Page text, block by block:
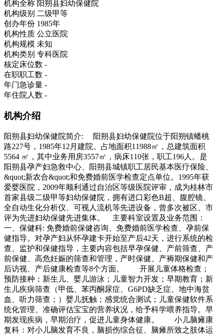
机构全称 阳朔县妇幼保健院
机构级别 二级甲等
创办年份 1985年
机构性质 公立医院
机构规模 未知
机构类别 专科医院
核定床位数 -
在职职工数 -
年门急诊量 -
年住院人数 -
机构介绍
阳朔县妇幼保健院简介: 阳朔县妇幼保健院位于阳朔镇蟠桃
路227号，1985年12月建院。占地面积11988㎡，总建筑面积
5564 ㎡，其中业务用房3557㎡，病床110张，职工196人。是
阳朔县孕产妇急救中心、阳朔县城镇职工居民基本医疗保险、
&quot;新农合&quot;和免费婚前医学检查定点单位。1995年获
爱婴医院，2009年顺利通过自治区等级医院评审，成为桂林市
首家县级二级甲等妇幼保健院，拥有进口彩色B超、腹腔镜、
全自动生化分析仪、可视人流机等先进设备，曾多次被区、市
评为先进妇幼保健先进集体。 主要科室设置及业务范围：
一、保健科: 免费婚前保健咨询、免费婚前医学检查、孕前保
健指导。对孕产妇从怀孕建卡开始至产后42天，进行系统的检
查、监护和保健指导，主要内容包括早孕保健、产前筛查、产
前保健、高危妊娠的筛查和管理，产时保健、产褥期保健和产
后访视、产后健康检查等8个方面。 开展儿童体格检查；
预防接种；新生儿、婴儿游泳；儿童智力开发；早期教育；新
生儿疾病筛查（甲低、苯丙酮尿症、G6PD缺乏症、地中海贫
血、听力筛查；）婴儿抚触；感觉统合测试；儿童保健软件系
统化管理、准确评估宝宝的营养状况，给予科学喂养指导。早
期发现疾病，早期治疗，促进儿童身体健康。 小儿脑瘫康
复科：对小儿脑发育不良，脑损伤综合征、脑瘫所致之肢体运